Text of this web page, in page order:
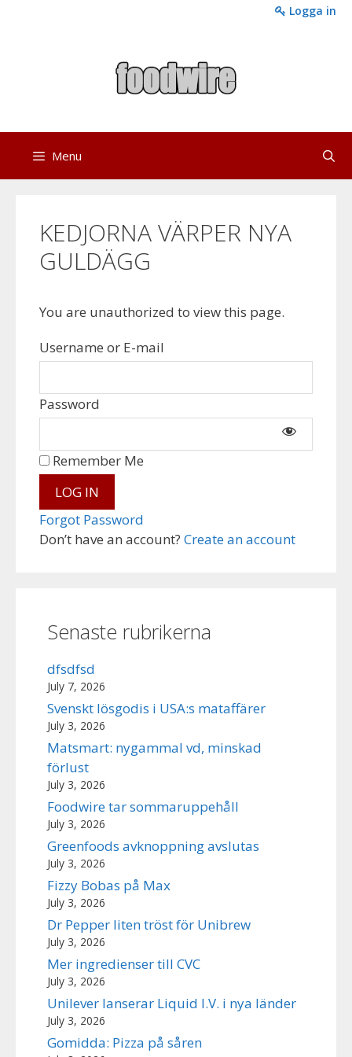
Logga in
Menu
KEDJORNA VÄRPER NYA
GULDÄGG
You are unauthorized to view this page.
Username or E-mail
Password
Don’t have an account? Create an account
Remember Me
Forgot Password
Senaste rubrikerna
dfsdfsd
July 7, 2026
Svenskt lösgodis i USA:s mataffärer
July 3, 2026
Matsmart: nygammal vd, minskad
förlust
July 3, 2026
Foodwire tar sommaruppehåll
July 3, 2026
Greenfoods avknoppning avslutas
July 3, 2026
Fizzy Bobas på Max
July 3, 2026
Dr Pepper liten tröst för Unibrew
July 3, 2026
Mer ingredienser till CVC
July 3, 2026
Unilever lanserar Liquid I.V. i nya länder
July 3, 2026
Gomidda: Pizza på såren